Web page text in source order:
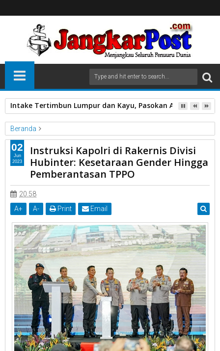
Intake Tertimbun Lumpur dan Kayu, Pasokan Air Bersih di
Beranda
Unlabelled
Instruksi Kapolri di Rakernis Divisi Hubinter: Kesetaraan Gender
Hingga Pemberantasan TPPO
Instruksi Kapolri di Rakernis Divisi
Hubinter: Kesetaraan Gender Hingga
Pemberantasan TPPO
20.58
A+ A- Print Email
02
Jun
2023